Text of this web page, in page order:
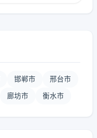
邯郸市 邢台市
廊坊市 衡水市